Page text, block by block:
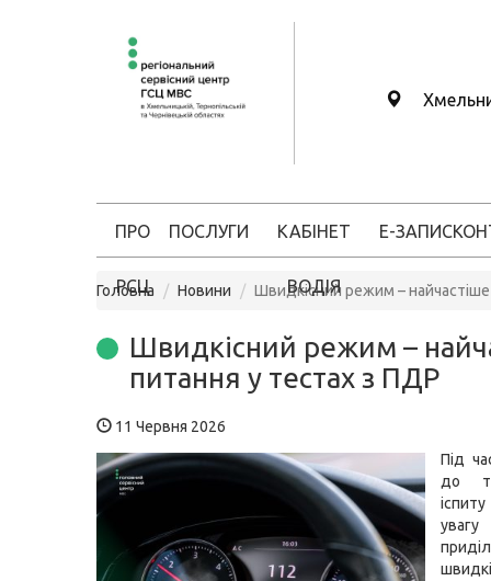
ПРО
РСЦ
ПОСЛУГИ КАБІНЕТ
ВОДІЯ
Е-ЗАПИС
Головна Новини Швидкісний режим –
Швидкісний режим –
питання у тестах з ПДР
11 Червня 2026
Під
до